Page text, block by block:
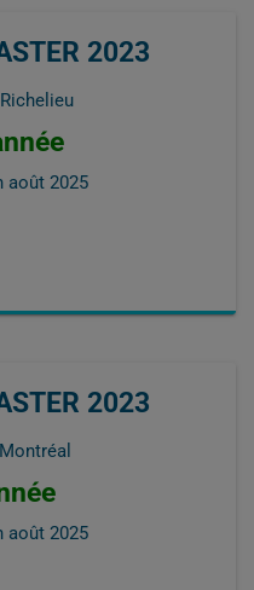
2023
août 2025
2023
août 2025